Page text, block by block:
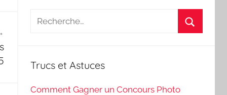
Recherche
Trucs et Astuces
Comment Gagner un Concours Photo